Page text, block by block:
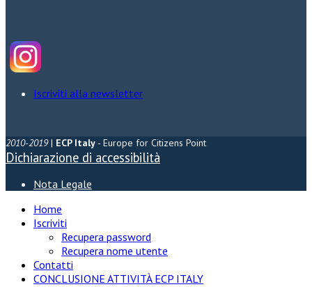
Iscriviti alla newsletter
2010-2019| ECP Italy - Europe for Citizens Point
Dichiarazione di accessibilità
Nota Legale
Home
Iscriviti
Recupera password
Recupera nome utente
Contatti
CONCLUSIONE ATTIVITÀ ECP ITALY